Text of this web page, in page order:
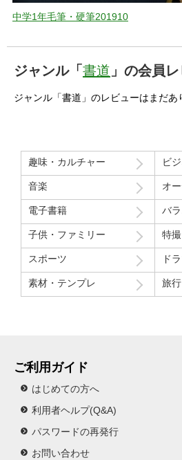
中学1年毛筆・硬筆201910
ジャンル「 書道 」の会員
ジャンル「書道」のレビューはまだあ
趣味・カルチャー ビ
音楽 オ
電子書籍 バ
子供・ファミリー 特
スポーツ ド
素材・テンプレ 旅
ご利用ガイド
はじめての方へ
利用者ヘルプ(Q&A)
パスワードの再発行
お問い合わせ